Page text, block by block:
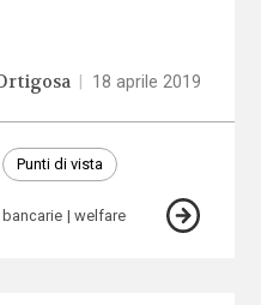
18 aprile 2019
Punti di vista
welfare